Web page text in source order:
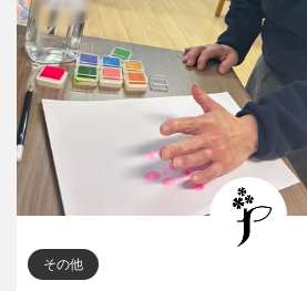
その他